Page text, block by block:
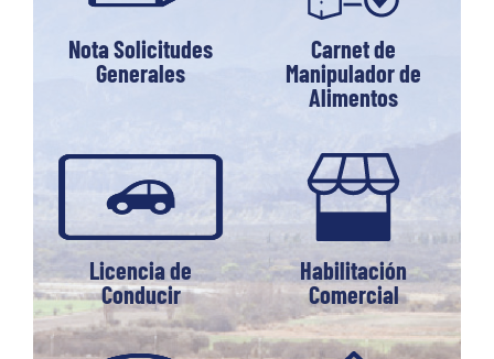
Nota Solicitudes
Generales
Carnet de
Manipulador de
Alimentos
Licencia de
Conducir
Habilitación
Comercial